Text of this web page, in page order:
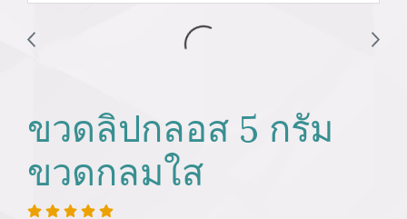
ขวดลิปกลอส 5 กรัม
ขวดกลมใส